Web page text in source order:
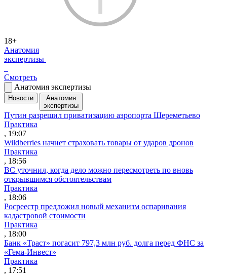
18+
Анатомия
экспертизы
Смотреть
Анатомия экспертизы
Новости
Анатомия
экспертизы
Путин разрешил приватизацию аэропорта Шереметьево
Практика
, 19:07
Wildberries начнет страховать товары от ударов дронов
Практика
, 18:56
ВС уточнил, когда дело можно пересмотреть по вновь
открывшимся обстоятельствам
Практика
, 18:06
Росреестр предложил новый механизм оспаривания
кадастровой стоимости
Практика
, 18:00
Банк «Траст» погасит 797,3 млн руб. долга перед ФНС за
«Гема-Инвест»
Практика
, 17:51